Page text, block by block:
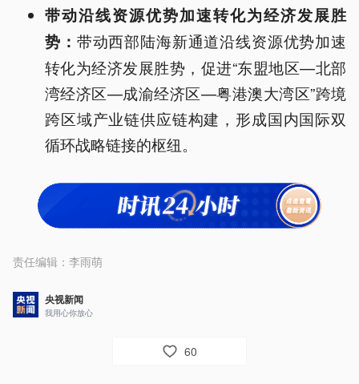
带动沿线资源优势加速转化为经济发展胜
势： 带动西部陆海新通道沿线资源优势加速
转化为经济发展胜势，促进“东盟地区—北部
湾经济区—成渝经济区—粤港澳大湾区”跨境
跨区域产业链供应链构建，形成国内国际双
循环战略链接的枢纽。
责任编辑： 李雨萌
央视新闻
我用心你放心
60